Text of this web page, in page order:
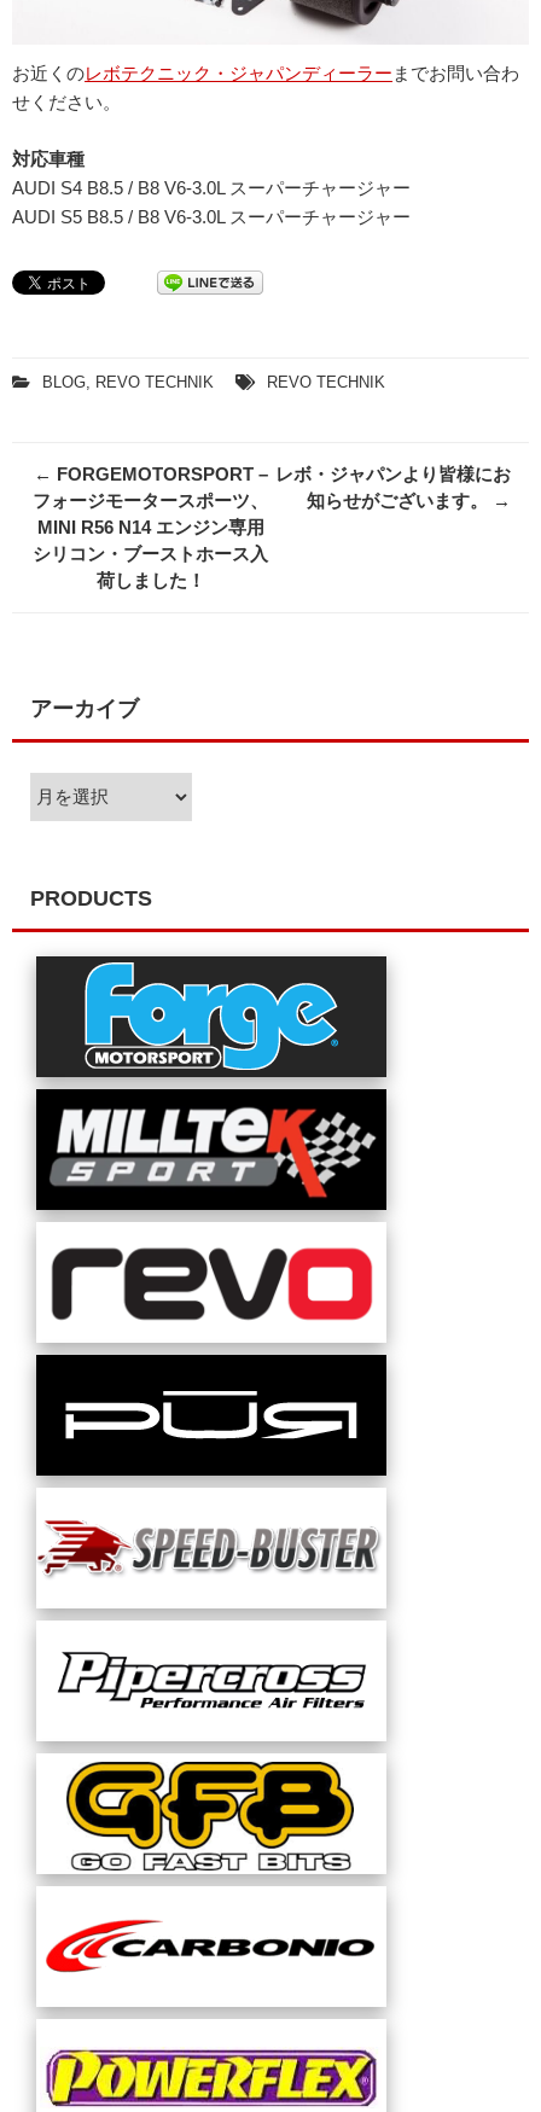
お近くのレボテクニック・ジャパンディーラー までお問い合わ
せください。
対応車種
AUDI S4 B8.5 / B8 V6-3.0L スーパーチャージャー
AUDI S5 B8.5 / B8 V6-3.0L スーパーチャージャー
BLOG, REVO TECHNIK REVO TECHNIK
Post
navigation
← FORGEMOTORSPORT –
フォージモータースポーツ、
MINI R56 N14 エンジン専用
シリコン・ブーストホース入
荷しました！
レボ・ジャパンより皆様にお
知らせがございます。
→
アーカイブ
PRODUCTS